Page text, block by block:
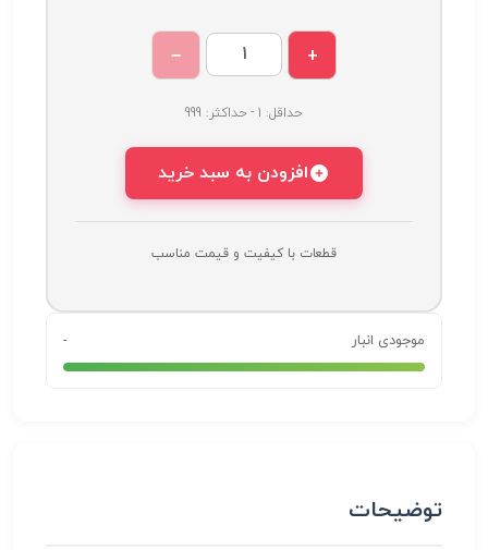
+
−
حداقل: 1 - حداکثر: 999
افزودن به سبد خرید
قطعات با کیفیت و قیمت مناسب
موجودی انبار -
توضیحات